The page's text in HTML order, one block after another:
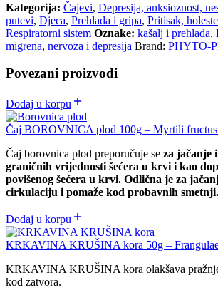
Kategorija: Čajevi, Depresija, anksioznost,
putevi, Djeca, Prehlada i gripa, Pritisak,
Respiratorni sistem Oznake: kašalj i prehlada,
migrena, nervoza i depresija Brand: PHYTO-
Povezani proizvodi
Dodaj u korpu
Čaj BOROVNICA plod 100g – Myrtili fructus
Čaj borovnica plod preporučuje se za jačanje
graničnih vrijednosti šećera u krvi i kao
povišenog šećera u krvi. Odlična je za
cirkulaciju i pomaže kod probavnih smetnji.
Dodaj u korpu
KRKAVINA KRUŠINA kora 50g –
KRKAVINA KRUŠINA kora olakšava
kod zatvora.